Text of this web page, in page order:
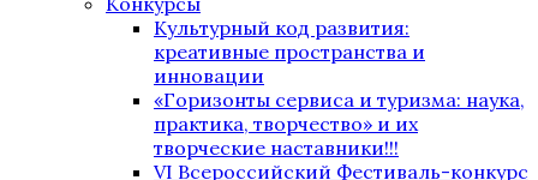
Культурный код развития:
креативные пространства и
инновации
«Горизонты сервиса и туризма: наука,
практика, творчество» и их
творческие наставники!!!
VI Всероссийский Фестиваль-конкурс